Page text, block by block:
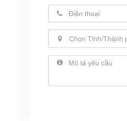
Chọn Tỉnh/Thành